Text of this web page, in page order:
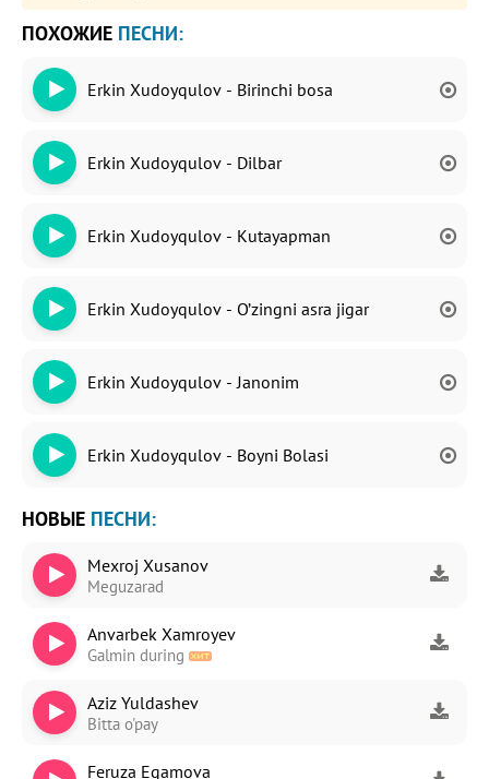
ПОХОЖИЕ ПЕСНИ:
Erkin Xudoyqulov - Birinchi bosa
Erkin Xudoyqulov - Dilbar
Erkin Xudoyqulov - Kutayapman
Erkin Xudoyqulov - O’zingni asra jigar
Erkin Xudoyqulov - Janonim
Erkin Xudoyqulov - Boyni Bolasi
НОВЫЕ ПЕСНИ:
Mexroj Xusanov
Meguzarad
Anvarbek Xamroyev
Galmin during
Aziz Yuldashev
Bitta o'pay
Feruza Egamova